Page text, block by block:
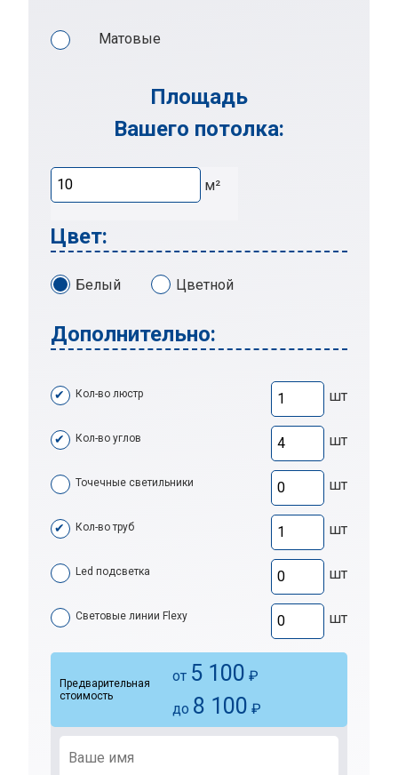
Матовые
Площадь
Вашего потолка:
м²
Цвет:
Белый Цветной
Дополнительно:
Кол-во люстр шт
Кол-во углов шт
Точечные светильники шт
Кол-во труб шт
Led подсветка шт
Световые линии Flexy шт
Предварительная
стоимость
от 5 100 ₽
до 8 100 ₽